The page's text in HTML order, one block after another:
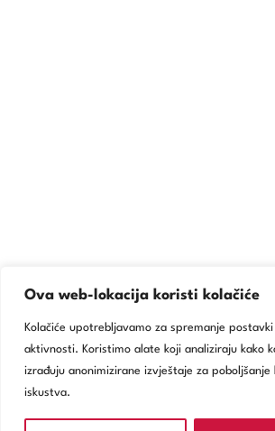
Ova web-lokacija koristi kolačiće
Kolačiće upotrebljavamo za spremanje
aktivnosti. Koristimo alate koji analiziraju kako
izrađuju anonimizirane izvještaje za poboljšanje
iskustva.